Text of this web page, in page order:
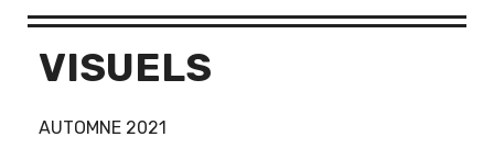
VISUELS
AUTOMNE 2021